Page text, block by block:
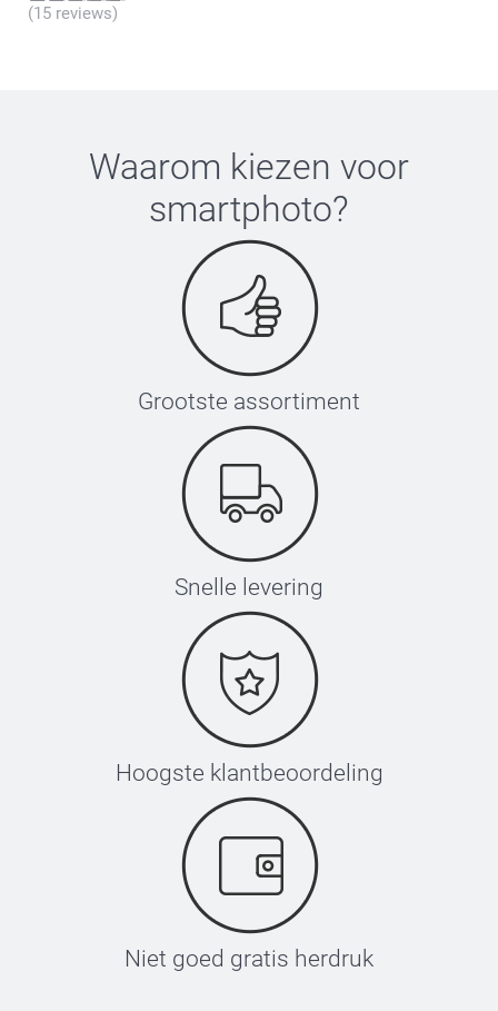
(15 reviews)
Waarom kiezen voor
smartphoto?
Grootste assortiment
Snelle levering
Hoogste klantbeoordeling
Niet goed gratis herdruk